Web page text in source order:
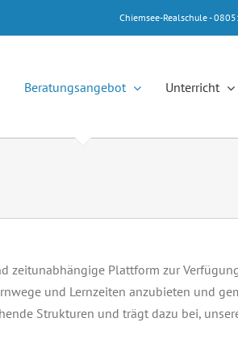
Chiemsee-Realschule -
Beratungsangebot Unterricht
zeitunabhängige Plattform zur
und Lernzeiten anzubieten und
Strukturen und trägt dazu bei,